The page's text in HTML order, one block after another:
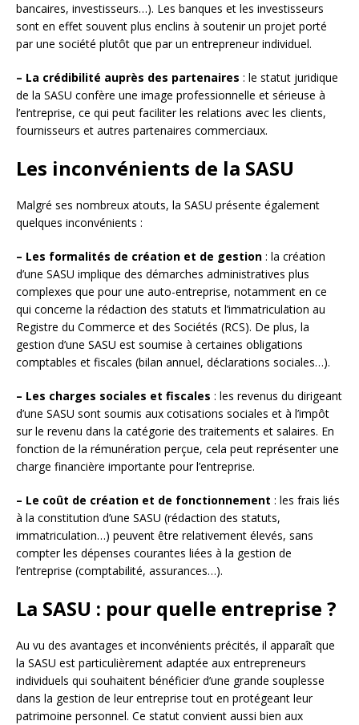
bancaires, investisseurs…). Les banques et les investisseurs
sont en effet souvent plus enclins à soutenir un projet porté
par une société plutôt que par un entrepreneur individuel.
– La crédibilité auprès des partenaires : le statut juridique
de la SASU confère une image professionnelle et sérieuse à
l’entreprise, ce qui peut faciliter les relations avec les clients,
fournisseurs et autres partenaires commerciaux.
Les inconvénients de la SASU
Malgré ses nombreux atouts, la SASU présente également
quelques inconvénients :
– Les formalités de création et de gestion : la création
d’une SASU implique des démarches administratives plus
complexes que pour une auto-entreprise, notamment en ce
qui concerne la rédaction des statuts et l’immatriculation au
Registre du Commerce et des Sociétés (RCS). De plus, la
gestion d’une SASU est soumise à certaines obligations
comptables et fiscales (bilan annuel, déclarations sociales…).
– Les charges sociales et fiscales : les revenus du dirigeant
d’une SASU sont soumis aux cotisations sociales et à l’impôt
sur le revenu dans la catégorie des traitements et salaires. En
fonction de la rémunération perçue, cela peut représenter une
charge financière importante pour l’entreprise.
– Le coût de création et de fonctionnement : les frais liés
à la constitution d’une SASU (rédaction des statuts,
immatriculation…) peuvent être relativement élevés, sans
compter les dépenses courantes liées à la gestion de
l’entreprise (comptabilité, assurances…).
La SASU : pour quelle entreprise ?
Au vu des avantages et inconvénients précités, il apparaît que
la SASU est particulièrement adaptée aux entrepreneurs
individuels qui souhaitent bénéficier d’une grande souplesse
dans la gestion de leur entreprise tout en protégeant leur
patrimoine personnel. Ce statut convient aussi bien aux